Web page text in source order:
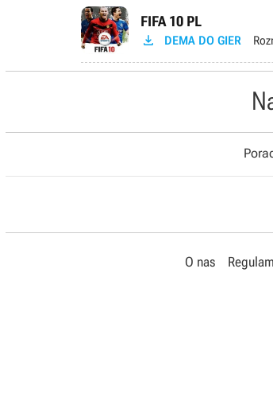
FIFA 10 PL
 DEMA DO GIER
O nas